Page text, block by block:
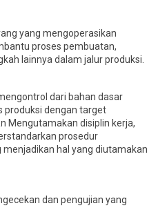
yang mengoperasikan
proses pembuatan,
lainnya dalam jalur produksi.
dari bahan dasar
produksi dengan target
Mengutamakan disiplin kerja,
prosedur
hal yang diutamakan
dan pengujian yang